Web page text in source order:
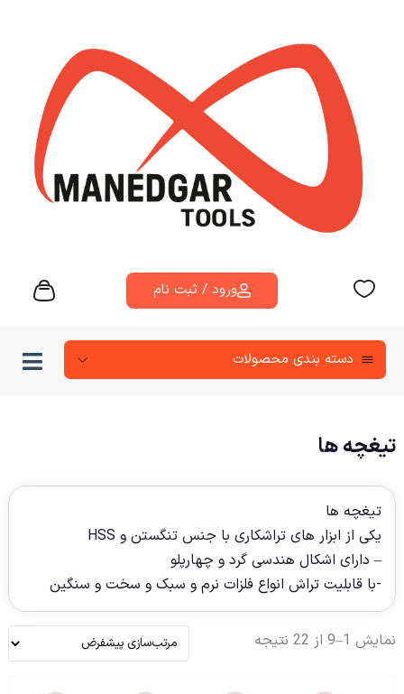
ورود / ثبت نام
دسته‌ بندی محصولات
تیغچه ها
تیغچه ها
یکی از ابزار های تراشکاری با جنس تنگستن و HSS
– دارای اشکال هندسی گرد و چهارپلو
-با قابلیت تراش انواع فلزات نرم و سبک و سخت و سنگین
نمایش 1–9 از 22 نتیجه